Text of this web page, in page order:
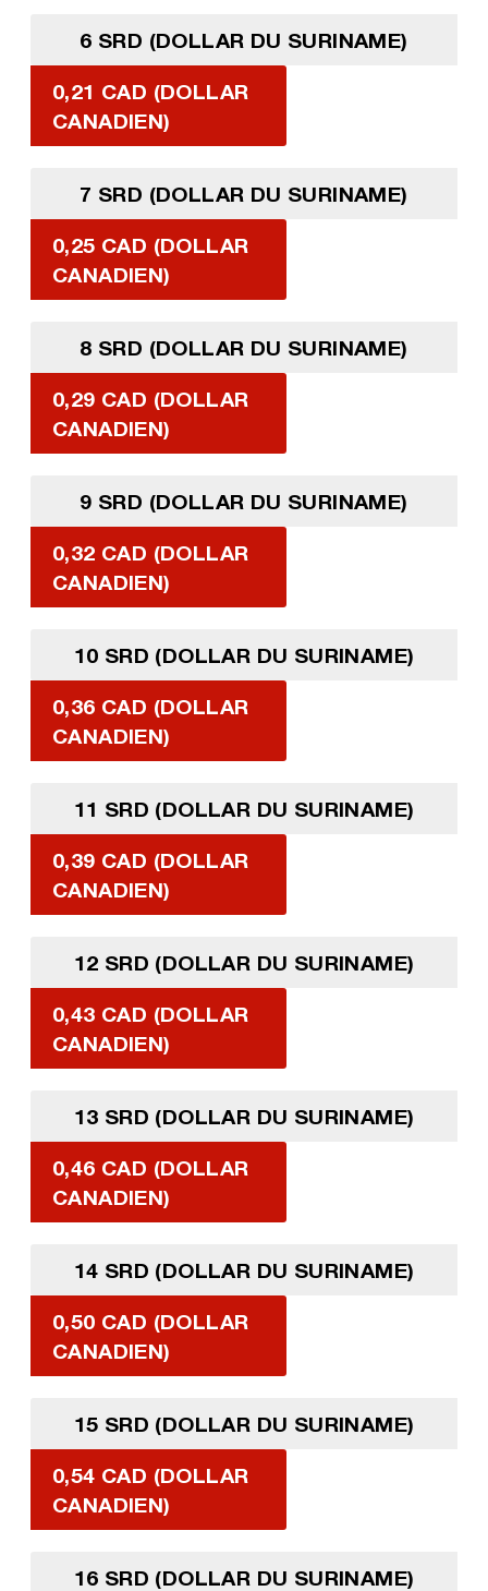
6 SRD (DOLLAR DU SURINAME)
0,21 CAD (DOLLAR
CANADIEN)
7 SRD (DOLLAR DU SURINAME)
0,25 CAD (DOLLAR
CANADIEN)
8 SRD (DOLLAR DU SURINAME)
0,29 CAD (DOLLAR
CANADIEN)
9 SRD (DOLLAR DU SURINAME)
0,32 CAD (DOLLAR
CANADIEN)
10 SRD (DOLLAR DU SURINAME)
0,36 CAD (DOLLAR
CANADIEN)
11 SRD (DOLLAR DU SURINAME)
0,39 CAD (DOLLAR
CANADIEN)
12 SRD (DOLLAR DU SURINAME)
0,43 CAD (DOLLAR
CANADIEN)
13 SRD (DOLLAR DU SURINAME)
0,46 CAD (DOLLAR
CANADIEN)
14 SRD (DOLLAR DU SURINAME)
0,50 CAD (DOLLAR
CANADIEN)
15 SRD (DOLLAR DU SURINAME)
0,54 CAD (DOLLAR
CANADIEN)
16 SRD (DOLLAR DU SURINAME)